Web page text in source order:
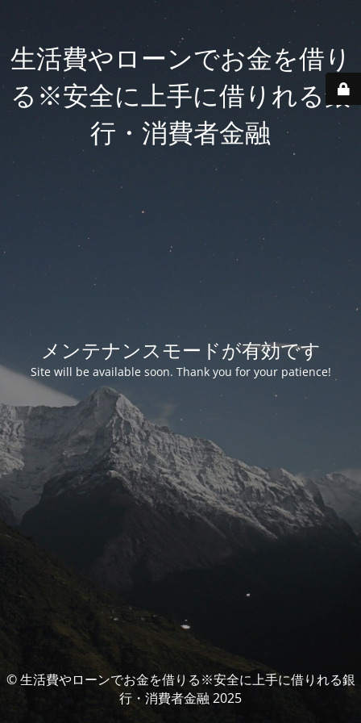
生活費やローンでお金を借り
る※安全に上手に借りれる銀
行・消費者金融
メンテナンスモードが有効です
Site will be available soon. Thank you for your patience!
© 生活費やローンでお金を借りる※安全に上手に借りれる銀
行・消費者金融 2025